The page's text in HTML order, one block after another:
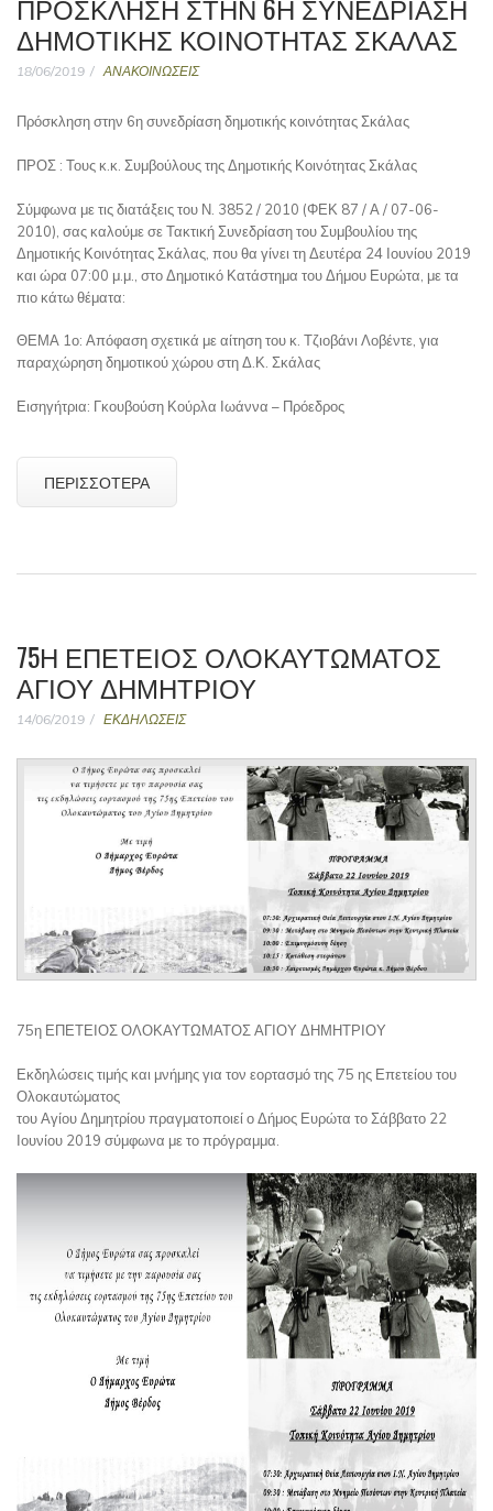
ΔΗΜΟΤΙΚΉΣ ΚΟΙΝΌΤΗΤΑΣ ΣΚΆΛΑΣ
18/06/2019 ΑΝΑΚΟΙΝΩΣΕΙΣ
Πρόσκληση στην 6η συνεδρίαση δημοτικής κοινότητας Σκάλας
ΠΡΟΣ : Τους κ.κ. Συμβούλους της Δημοτικής Κοινότητας Σκάλας
Σύμφωνα με τις διατάξεις του Ν. 3852 / 2010 (ΦΕΚ 87 / Α / 07-06-
2010), σας καλούμε σε Τακτική Συνεδρίαση του Συμβουλίου της
Δημοτικής Κοινότητας Σκάλας, που θα γίνει τη Δευτέρα 24 Ιουνίου 2019
και ώρα 07:00 μ.μ., στο Δημοτικό Κατάστημα του Δήμου Ευρώτα, με τα
πιο κάτω θέματα:
ΘΕΜΑ 1ο: Απόφαση σχετικά με αίτηση του κ. Τζιοβάνι Λοβέντε, για
παραχώρηση δημοτικού χώρου στη Δ.Κ. Σκάλας
Εισηγήτρια: Γκουβούση Κούρλα Ιωάννα – Πρόεδρος
ΠΕΡΙΣΣΌΤΕΡΑ
75Η ΕΠΕΤΕΙΟΣ ΟΛΟΚΑΥΤΩΜΑΤΟΣ
ΑΓΙΟΥ ΔΗΜΗΤΡΙΟΥ
14/06/2019 ΕΚΔΗΛΩΣΕΙΣ
75η ΕΠΕΤΕΙΟΣ ΟΛΟΚΑΥΤΩΜΑΤΟΣ ΑΓΙΟΥ ΔΗΜΗΤΡΙΟΥ
Εκδηλώσεις τιμής και μνήμης για τον εορτασμό της 75 ης Επετείου του
Ολοκαυτώματος
του Αγίου Δημητρίου πραγματοποιεί ο Δήμος Ευρώτα το Σάββατο 22
Ιουνίου 2019 σύμφωνα με το πρόγραμμα.